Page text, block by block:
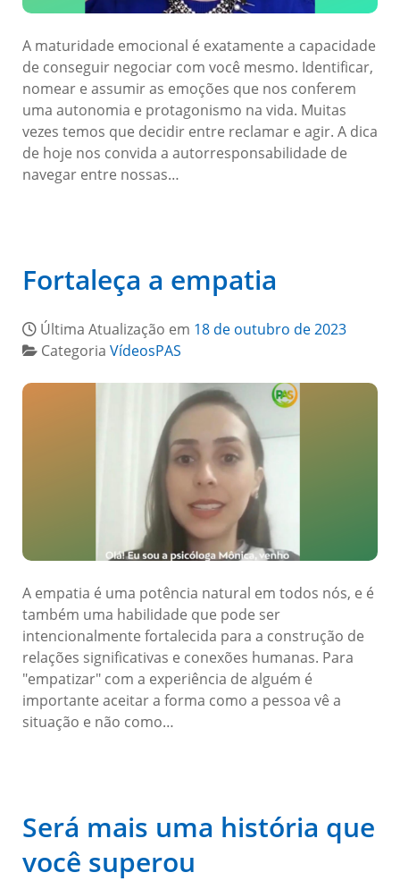
A maturidade emocional é exatamente a capacidade
de conseguir negociar com você mesmo. Identificar,
nomear e assumir as emoções que nos conferem
uma autonomia e protagonismo na vida. Muitas
vezes temos que decidir entre reclamar e agir. A dica
de hoje nos convida a autorresponsabilidade de
navegar entre nossas…
Fortaleça a empatia
Última Atualização em 18 de outubro de 2023
Categoria VídeosPAS
A empatia é uma potência natural em todos nós, e é
também uma habilidade que pode ser
intencionalmente fortalecida para a construção de
relações significativas e conexões humanas. Para
"empatizar" com a experiência de alguém é
importante aceitar a forma como a pessoa vê a
situação e não como…
Será mais uma história que
você superou